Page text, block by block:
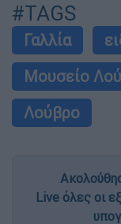
#TAGS
Γαλλία
Μουσείο
Λούβρο
Live όλες οι